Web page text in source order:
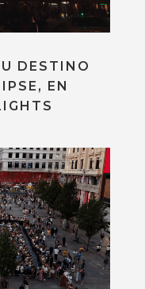
DESTINO
EN